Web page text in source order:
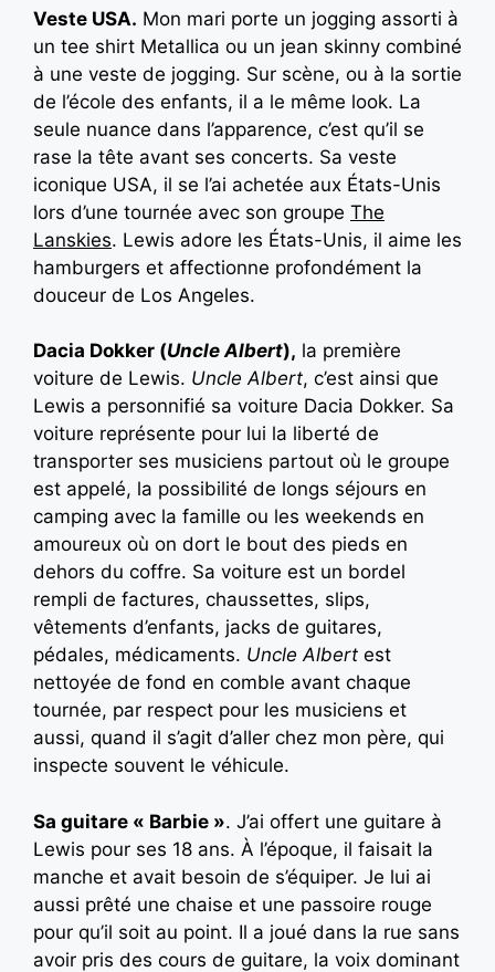
Veste USA. Mon mari porte un jogging assorti à
un tee shirt Metallica ou un jean skinny combiné
à une veste de jogging. Sur scène, ou à la sortie
de l’école des enfants, il a le même look. La
seule nuance dans l’apparence, c’est qu’il se
rase la tête avant ses concerts. Sa veste
iconique USA, il se l’ai achetée aux États-Unis
lors d’une tournée avec son groupe The
Lanskies. Lewis adore les États-Unis, il aime les
hamburgers et affectionne profondément la
douceur de Los Angeles.
Dacia Dokker (Uncle Albert), la première
voiture de Lewis. Uncle Albert, c’est ainsi que
Lewis a personnifié sa voiture Dacia Dokker. Sa
voiture représente pour lui la liberté de
transporter ses musiciens partout où le groupe
est appelé, la possibilité de longs séjours en
camping avec la famille ou les weekends en
amoureux où on dort le bout des pieds en
dehors du coffre. Sa voiture est un bordel
rempli de factures, chaussettes, slips,
vêtements d’enfants, jacks de guitares,
pédales, médicaments. Uncle Albert est
nettoyée de fond en comble avant chaque
tournée, par respect pour les musiciens et
aussi, quand il s’agit d’aller chez mon père, qui
inspecte souvent le véhicule.
Sa guitare « Barbie ». J’ai offert une guitare à
Lewis pour ses 18 ans. À l’époque, il faisait la
manche et avait besoin de s’équiper. Je lui ai
aussi prêté une chaise et une passoire rouge
pour qu’il soit au point. Il a joué dans la rue sans
avoir pris des cours de guitare, la voix dominant